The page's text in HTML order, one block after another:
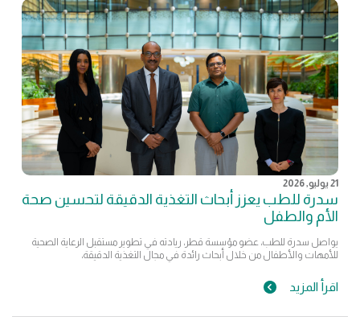
21 يوليو, 2026
سدرة للطب يعزز أبحاث التغذية الدقيقة لتحسين صحة
الأم والطفل
يواصل سدرة للطب، عضو مؤسسة قطر، ريادته في تطوير مستقبل الرعاية الصحية
للأمهات والأطفال من خلال أبحاث رائدة في مجال التغذية الدقيقة،
اقرأ المزيد